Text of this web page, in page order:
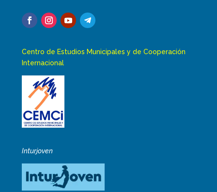
Centro de Estudios Municipales y de Cooperación
Internacional
Inturjoven